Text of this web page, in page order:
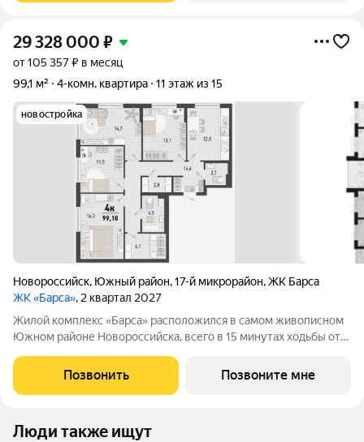
29 328 000 ₽
от 105 357 ₽ в месяц
99,1 м²
4-комн. квартира 11 этаж из 15
новостройка
Новороссийск, Южный район,17-й микрорайон,ЖК Барса
ЖК «Барса», 2 квартал 2027
Жилой комплекс «Барса» расположился в самом живописном
Южном районе Новороссийска, всего в 15 минутах ходьбы от
этажей. Проект объединяет просторные квартиры с
панорамными окнами, продуманные
Позвонить Позвоните мне
Люди также ищут